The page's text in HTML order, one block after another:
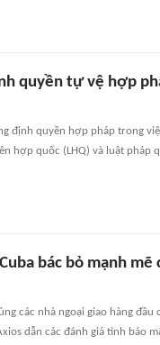
quyền tự vệ hợp
định quyền hợp pháp trong
hợp quốc (LHQ) và luật pháp
bác bỏ mạnh
các nhà ngoại giao hàng
dẫn các đánh giá tình báo